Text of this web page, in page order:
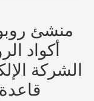
منشئ
أكواد
الشركة